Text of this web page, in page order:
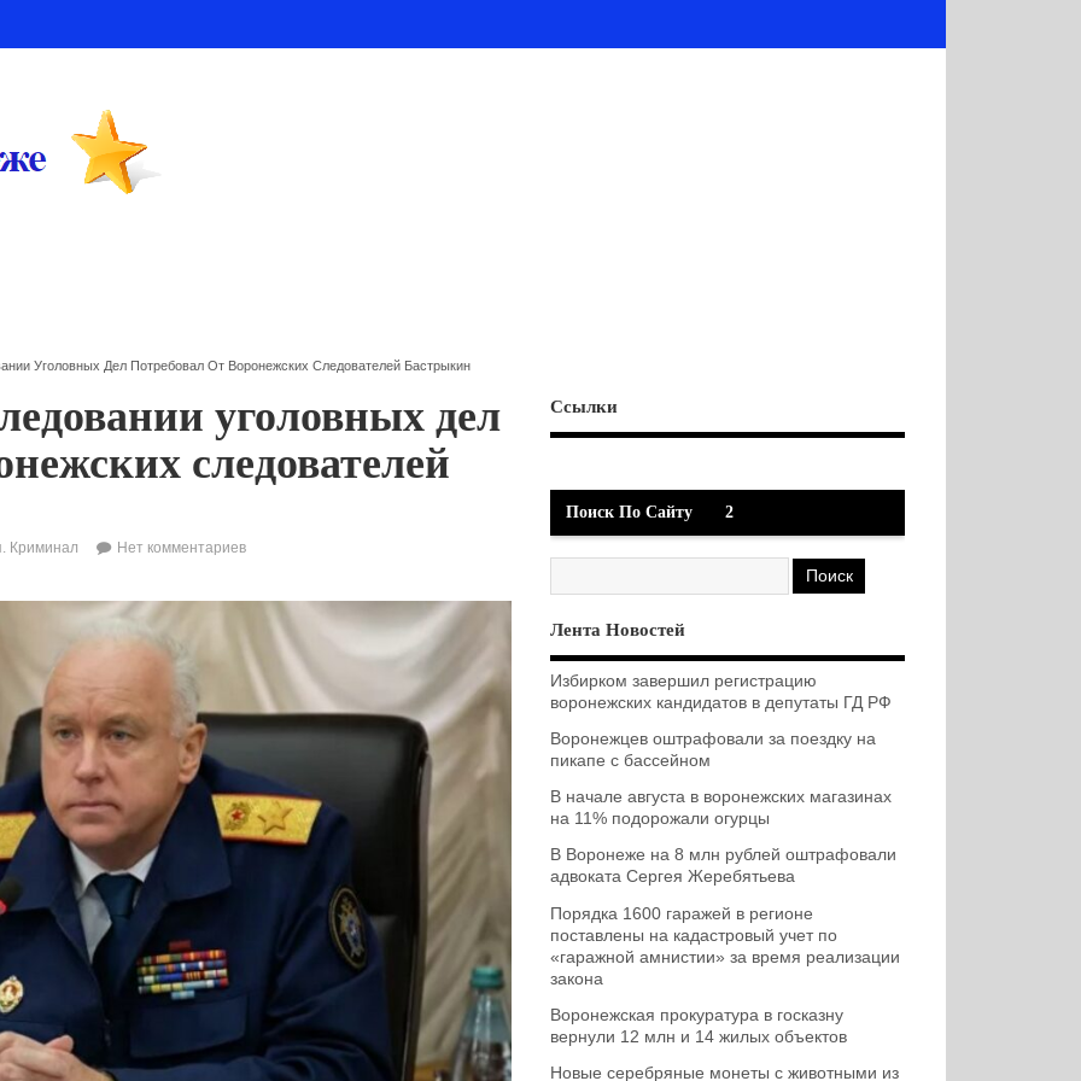
Уголовных Дел Потребовал От Воронежских Следователей Бастрыкин
уголовных дел
следователей
Криминал Нет комментариев
Ссылки
Поиск По Сайту 2
Лента Новостей
Избирком завершил регистрацию
воронежских кандидатов в депутаты ГД РФ
Воронежцев оштрафовали за поездку на
пикапе с бассейном
В начале августа в воронежских магазинах
на 11% подорожали огурцы
В Воронеже на 8 млн рублей оштрафовали
адвоката Сергея Жеребятьева
Порядка 1600 гаражей в регионе
поставлены на кадастровый учет по
«гаражной амнистии» за время реализации
закона
Воронежская прокуратура в госказну
вернули 12 млн и 14 жилых объектов
Новые серебряные монеты с животными из